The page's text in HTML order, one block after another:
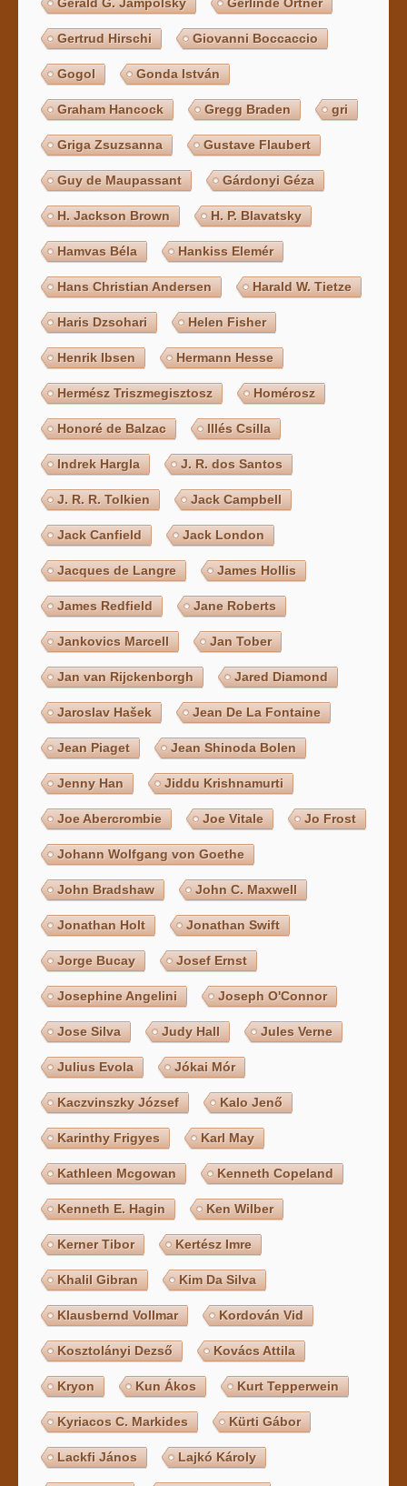
Gertrud Hirschi Giovanni Boccaccio
Gogol Gonda István
Graham Hancock Gregg Braden gri
Griga Zsuzsanna Gustave Flaubert
Guy de Maupassant Gárdonyi Géza
H. Jackson Brown H. P. Blavatsky
Hamvas Béla Hankiss Elemér
Hans Christian Andersen Harald W. Tietze
Haris Dzsohari Helen Fisher
Henrik Ibsen Hermann Hesse
Hermész Triszmegisztosz Homérosz
Honoré de Balzac Illés Csilla
Indrek Hargla J. R. dos Santos
J. R. R. Tolkien Jack Campbell
Jack Canfield Jack London
Jacques de Langre James Hollis
James Redfield Jane Roberts
Jankovics Marcell Jan Tober
Jan van Rijckenborgh Jared Diamond
Jaroslav Hašek Jean De La Fontaine
Jean Piaget Jean Shinoda Bolen
Jenny Han Jiddu Krishnamurti
Joe Abercrombie Joe Vitale Jo Frost
Johann Wolfgang von Goethe
John Bradshaw John C. Maxwell
Jonathan Holt Jonathan Swift
Jorge Bucay Josef Ernst
Josephine Angelini Joseph O'Connor
Jose Silva Judy Hall Jules Verne
Julius Evola Jókai Mór
Kaczvinszky József Kalo Jenő
Karinthy Frigyes Karl May
Kathleen Mcgowan Kenneth Copeland
Kenneth E. Hagin Ken Wilber
Kerner Tibor Kertész Imre
Khalil Gibran Kim Da Silva
Klausbernd Vollmar Kordován Vid
Kosztolányi Dezső Kovács Attila
Kryon Kun Ákos Kurt Tepperwein
Kyriacos C. Markides Kürti Gábor
Lackfi János Lajkó Károly